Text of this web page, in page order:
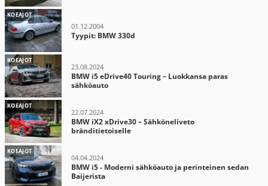
KOEAJOT
01.12.2004
Tyypit: BMW 330d
KOEAJOT
23.08.2024
BMW i5 eDrive40 Touring – Luokkansa paras
sähköauto
KOEAJOT
22.07.2024
BMW iX2 xDrive30 – Sähköneliveto
bränditietoiselle
KOEAJOT
04.04.2024
BMW i5 - Moderni sähköauto ja perinteinen sedan
Baijerista